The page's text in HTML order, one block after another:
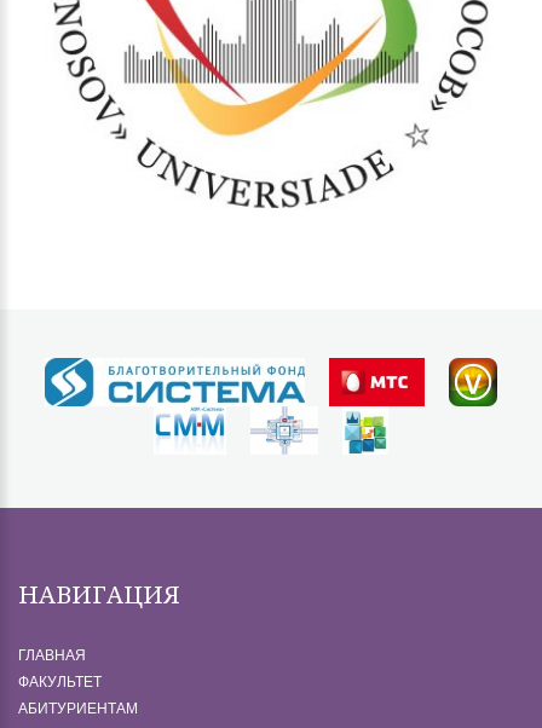
НАВИГАЦИЯ
ГЛАВНАЯ
ФАКУЛЬТЕТ
АБИТУРИЕНТАМ